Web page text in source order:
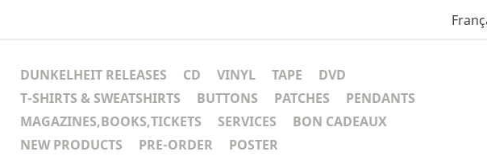
DUNKELHEIT RELEASES CD VINYL TAPE
DVD
T-SHIRTS & SWEATSHIRTS
BUTTONS PATCHES
PENDANTS
MAGAZINES,BOOKS,TICKETS
SERVICES
BON CADEAUX
NEW PRODUCTS
PRE-ORDER POSTER